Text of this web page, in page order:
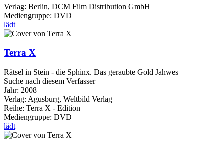
Verlag: Berlin, DCM Film Distribution GmbH
Mediengruppe: DVD
lädt
Terra X
Rätsel in Stein - die Sphinx. Das geraubte Gold Jahwes
Suche nach diesem Verfasser
Jahr: 2008
Verlag: Agusburg, Weltbild Verlag
Reihe: Terra X - Edition
Mediengruppe: DVD
lädt